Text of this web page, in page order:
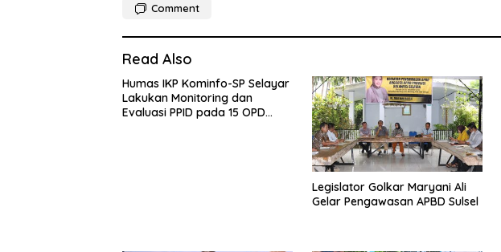
Comment
Read Also
Humas IKP Kominfo-SP Selayar
Lakukan Monitoring dan
Evaluasi PPID pada 15 OPD
Legislator Golkar Maryani Ali
Gelar Pengawasan APBD Sulsel